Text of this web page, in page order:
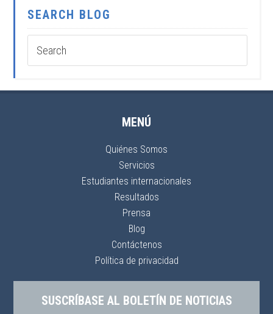
SEARCH BLOG
MENÚ
Quiénes Somos
Servicios
Estudiantes internacionales
Resultados
Prensa
Blog
Contáctenos
Política de privacidad
SUSCRÍBASE AL BOLETÍN DE NOTICIAS